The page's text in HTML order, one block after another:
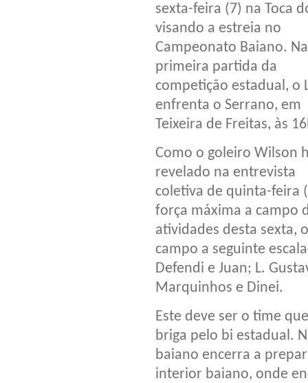
sexta-feira (7) na Toca
visando a estreia no
Campeonato Baiano. Na
primeira partida da
competição estadual, o
enfrenta o Serrano, em
Teixeira de Freitas, às
Como o goleiro Wilson
revelado na entrevista
coletiva de quinta-feira
força máxima a campo
atividades desta sexta,
campo a seguinte
Defendi e Juan; L.
Marquinhos e Dinei.
Este deve ser o time
briga pelo bi estadual.
baiano encerra a
interior baiano, onde